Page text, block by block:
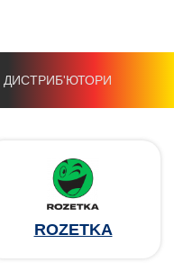
ДИСТРИБ'ЮТОРИ
ROZETKA